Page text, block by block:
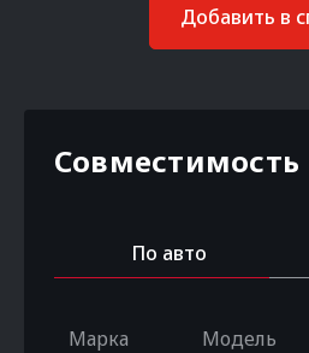
Добавить в
Совместимость
По авто
Марка Модель